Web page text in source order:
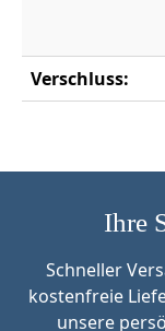
Verschluss:
Ihre
Schneller
kostenfreie
unsere